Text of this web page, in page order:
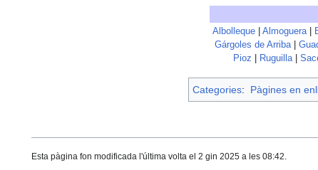
Albolleque Almoguera
Gárgoles de Arriba|
Pioz
Ruguilla
Categories: Pàgines en
Esta pàgina fon modificada l'última volta el 2 gin 2025 a les 08:42.